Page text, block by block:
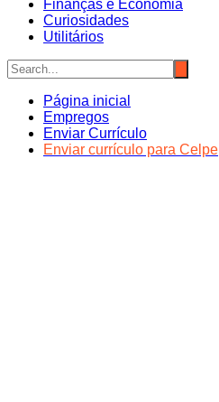
Finanças e Economia
Curiosidades
Utilitários
Página inicial
Empregos
Enviar Currículo
Enviar currículo para Celpe